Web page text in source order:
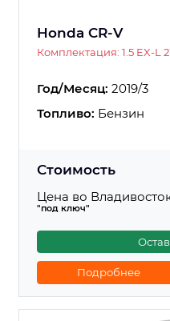
Honda CR-V
Комплектация: 1.5 EX-L
Год/Месяц: 2019/3
Топливо: Бензин
Стоимость
Цена во
"под ключ"
Подробнее